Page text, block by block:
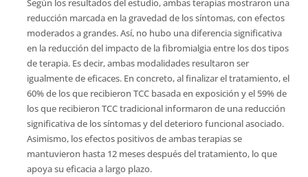
Según los resultados del estudio, ambas terapias mostraron una
reducción marcada en la gravedad de los síntomas, con efectos
moderados a grandes. Así, no hubo una diferencia significativa
en la reducción del impacto de la fibromialgia entre los dos tipos
de terapia. Es decir, ambas modalidades resultaron ser
igualmente de eficaces. En concreto, al finalizar el tratamiento, el
60% de los que recibieron TCC basada en exposición y el 59% de
los que recibieron TCC tradicional informaron de una reducción
significativa de los síntomas y del deterioro funcional asociado.
Asimismo, los efectos positivos de ambas terapias se
mantuvieron hasta 12 meses después del tratamiento, lo que
apoya su eficacia a largo plazo.